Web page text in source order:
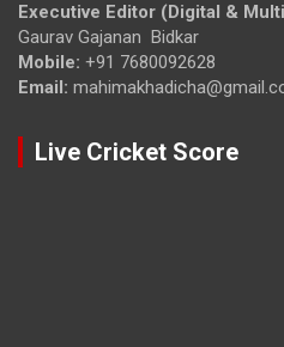
Executive Editor (Digital &
Gaurav Gajanan Bidkar
Mobile: +91 7680092628
Email:
Live Cricket Score